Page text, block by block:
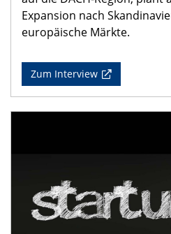
Expansion nach
europäische Märkte.
Zum Interview